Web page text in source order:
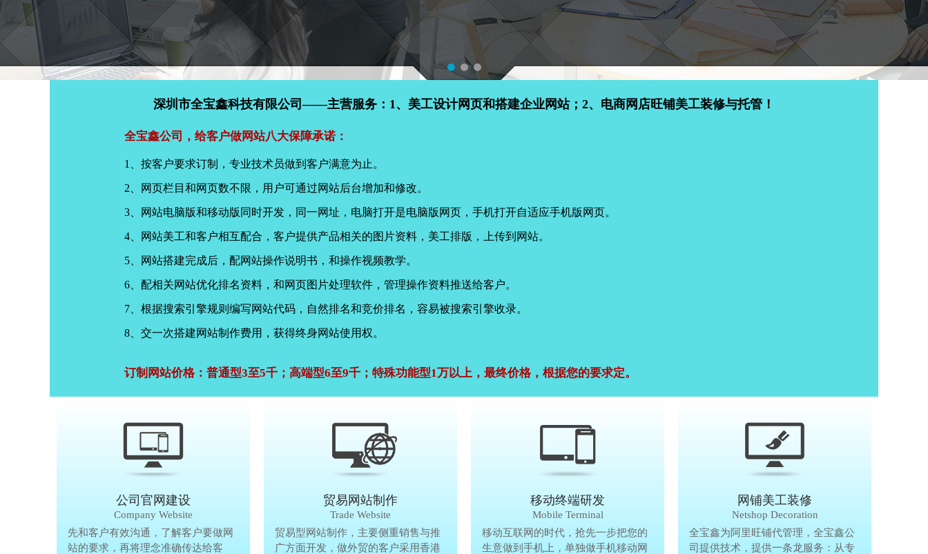
深圳市全宝鑫科技有限公司——主营服务：1、美工设计网页和搭建企业网站；2、电商网店旺铺美工装修与托管！
全宝鑫公司，给客户做网站八大保障承诺：
1、按客户要求订制，专业技术员做到客户满意为止。
2、网页栏目和网页数不限，用户可通过网站后台增加和修改。
3、网站电脑版和移动版同时开发，同一网址，电脑打开是电脑版网页，手机打开自适应手机版网页。
4、网站美工和客户相互配合，客户提供产品相关的图片资料，美工排版，上传到网站。
5、网站搭建完成后，配网站操作说明书，和操作视频教学。
6、配相关网站优化排名资料，和网页图片处理软件，管理操作资料推送给客户。
7、根据搜索引擎规则编写网站代码，自然排名和竞价排名，容易被搜索引擎收录。
8、交一次搭建网站制作费用，获得终身网站使用权。
订制网站价格：普通型3至5千；高端型6至9千；特殊功能型1万以上，最终价格，根据您的要求定。
公司官网建设
Company Website
先和客户有效沟通，了解客户要做网
站的要求，再将理念准确传达给客
公司官网建设
Company Website
先和客户有效沟通，了解客户要做网
站的要求，再将理念准确传达给客
贸易网站制作
Trade Website
贸易型网站制作，主要侧重销售与推
广方面开发，做外贸的客户采用香港
贸易网站制作
Trade Website
贸易型网站制作，主要侧重销售与推
广方面开发，做外贸的客户采用香港
移动终端研发
Mobile Terminal
移动互联网的时代，抢先一步把您的
生意做到手机上，单独做手机移动网
移动终端研发
Mobile Terminal
移动互联网的时代，抢先一步把您的
生意做到手机上，单独做手机移动网
网铺美工装修
Netshop Decoration
全宝鑫为阿里旺铺代管理，全宝鑫公
司提供技术，提供一条龙服务：从专